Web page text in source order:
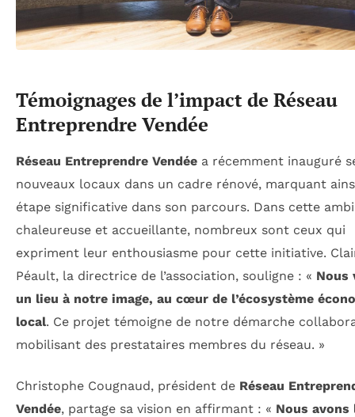
Témoignages de l’impact de Réseau
Entreprendre Vendée
Réseau Entreprendre Vendée a récemment inauguré
nouveaux locaux dans un cadre rénové, marquant
étape significative dans son parcours. Dans cette
chaleureuse et accueillante, nombreux sont ceux qui
expriment leur enthousiasme pour cette initiative.
Péault, la directrice de l’association, souligne : « Nous
un lieu à notre image, au cœur de l’écosystème
local. Ce projet témoigne de notre démarche
mobilisant des prestataires membres du réseau. »
Christophe Cougnaud, président de Réseau
Vendée, partage sa vision en affirmant : « Nous avons